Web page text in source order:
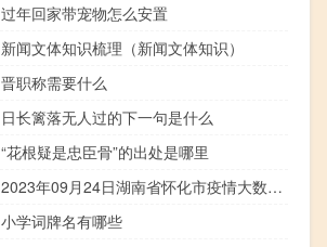
过年回家带宠物怎么安置
新闻文体知识梳理（新闻文体知识）
晋职称需要什么
日长篱落无人过的下一句是什么
“花根疑是忠臣骨”的出处是哪里
2023年09月24日湖南省怀化市疫情大数据-今日/今天疫情全网搜索最新实时消息动态情况通知播报
小学词牌名有哪些